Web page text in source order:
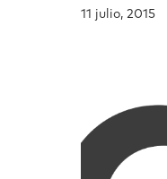
11 julio, 2015